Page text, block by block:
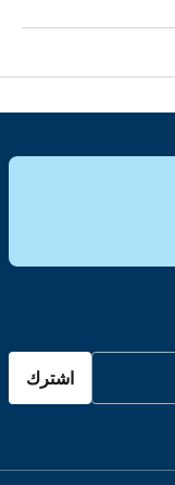
اشترك